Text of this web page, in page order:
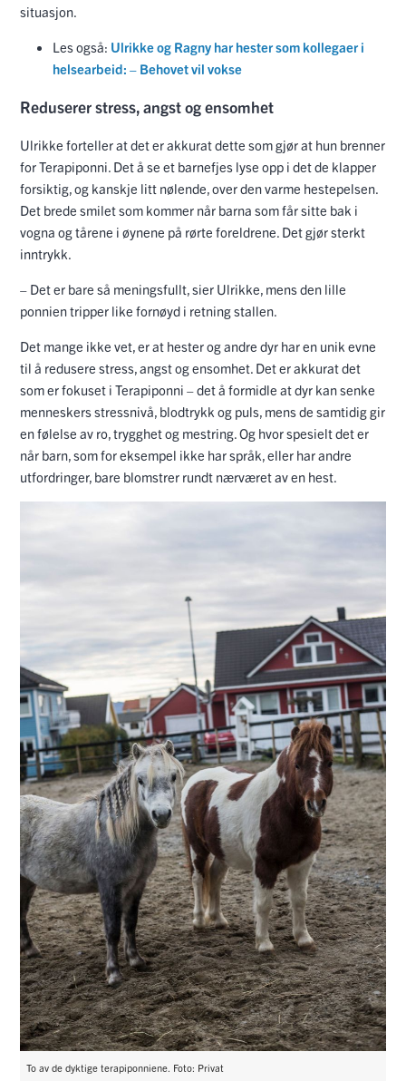
situasjon.
Les også: Ulrikke og Ragny har hester som kollegaer i
helsearbeid: – Behovet vil vokse
Reduserer stress, angst og ensomhet
Ulrikke forteller at det er akkurat dette som gjør at hun brenner
for Terapiponni. Det å se et barnefjes lyse opp i det de klapper
forsiktig, og kanskje litt nølende, over den varme hestepelsen.
Det brede smilet som kommer når barna som får sitte bak i
vogna og tårene i øynene på rørte foreldrene. Det gjør sterkt
inntrykk.
– Det er bare så meningsfullt, sier Ulrikke, mens den lille
ponnien tripper like fornøyd i retning stallen.
Det mange ikke vet, er at hester og andre dyr har en unik evne
til å redusere stress, angst og ensomhet. Det er akkurat det
som er fokuset i Terapiponni – det å formidle at dyr kan senke
menneskers stressnivå, blodtrykk og puls, mens de samtidig gir
en følelse av ro, trygghet og mestring. Og hvor spesielt det er
når barn, som for eksempel ikke har språk, eller har andre
utfordringer, bare blomstrer rundt nærværet av en hest.
To av de dyktige terapiponniene. Foto: Privat